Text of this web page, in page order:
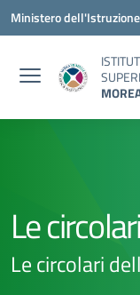
Vai ai contenuti
Vai al menu di
Vai al footer
Ministero
Le circolari
Le circolari